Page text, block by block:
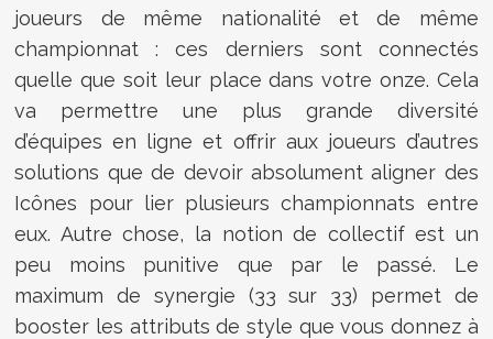
joueurs de même nationalité et de même
championnat : ces derniers sont connectés
quelle que soit leur place dans votre onze. Cela
va permettre une plus grande diversité
d’équipes en ligne et offrir aux joueurs d’autres
solutions que de devoir absolument aligner des
Icônes pour lier plusieurs championnats entre
eux. Autre chose, la notion de collectif est un
peu moins punitive que par le passé. Le
maximum de synergie (33 sur 33) permet de
booster les attributs de style que vous donnez à